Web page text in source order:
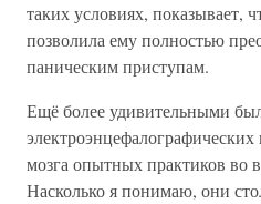
таких условиях, показывает,
позволила ему полностью
паническим приступам.
Ещё более удивительными
мозга опытных практиков во
Насколько я понимаю, они